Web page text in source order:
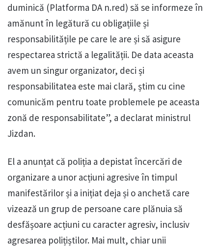
duminică (Platforma DA n.red) să se informeze în
amănunt în legătură cu obligațiile și
responsabilitățile pe care le are și să asigure
respectarea strictă a legalității.‎ De data aceasta
avem un singur organizator, deci și
responsabilitatea este mai clară, știm cu cine
comunicăm pentru toate problemele pe aceasta
zonă de responsabilitate”, a declarat ministrul
Jizdan.
El a anunțat că poliția a depistat încercări de
organizare a unor acțiuni agresive în timpul
manifestărilor și a inițiat deja și o anchetă care
vizează un grup de persoane care plănuia să
desfășoare acțiuni cu caracter agresiv, inclusiv
agresarea polițiștilor. Mai mult, chiar unii